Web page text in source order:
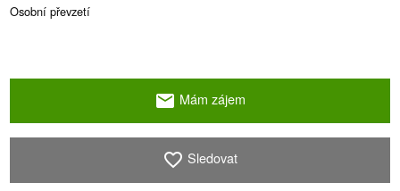
Osobní převzetí
email Mám zájem
favorite_border Sledovat